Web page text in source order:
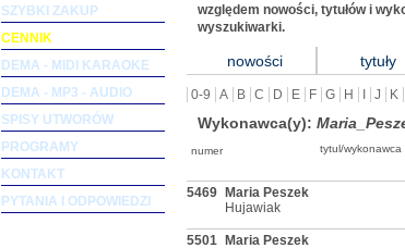
względem nowości, tytułów i
wyszukiwarki.
nowości tytuły
0-9 A B C D E F G H J K
Wykonawca(y):
numer tytul/wykonawca
5469
Maria Peszek
Hujawiak
5501
Maria Peszek
SZYBKI ZAKUP
CENNIK
DEMA - MIDI KARAOKE
DEMA - MP3 - AUDIO
SPISY UTWORÓW
PROGRAMY
KONTAKT
PYTANIA I ODPOWIEDZI